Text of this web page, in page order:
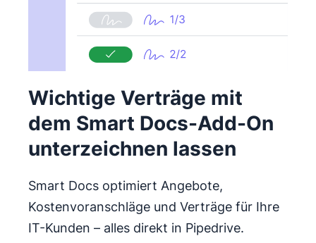
Wichtige Verträge mit
dem Smart Docs-Add-On
unterzeichnen lassen
Smart Docs optimiert Angebote,
Kostenvoranschläge und Verträge für Ihre
IT-Kunden – alles direkt in Pipedrive.